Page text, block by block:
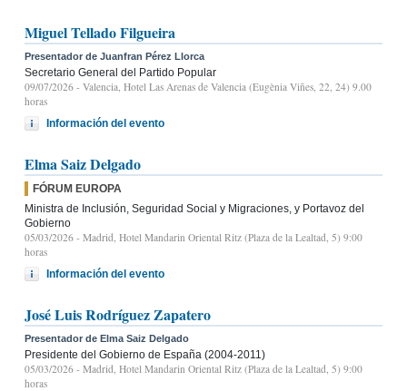
Miguel Tellado Filgueira
Presentador de Juanfran Pérez Llorca
Secretario General del Partido Popular
09/07/2026 - Valencia, Hotel Las Arenas de Valencia (Eugènia Viñes, 22, 24) 9.00
horas
Información del evento
Elma Saiz Delgado
FÓRUM EUROPA
Ministra de Inclusión, Seguridad Social y Migraciones, y Portavoz del
Gobierno
05/03/2026 - Madrid, Hotel Mandarin Oriental Ritz (Plaza de la Lealtad, 5) 9:00
horas
Información del evento
José Luis Rodríguez Zapatero
Presentador de Elma Saiz Delgado
Presidente del Gobierno de España (2004-2011)
05/03/2026 - Madrid, Hotel Mandarin Oriental Ritz (Plaza de la Lealtad, 5) 9:00
horas